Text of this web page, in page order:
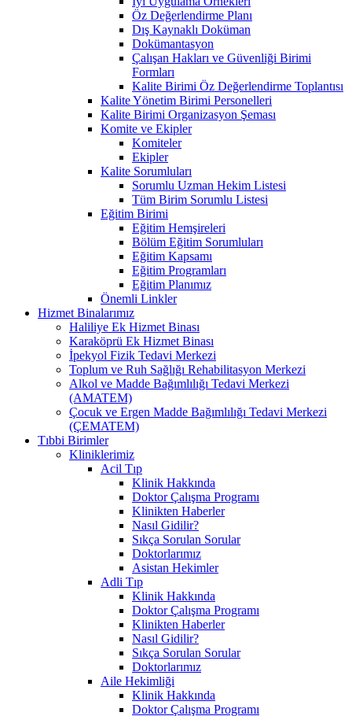
Öz Değerlendirme Planı
Dış Kaynaklı Doküman
Dokümantasyon
Çalışan Hakları ve Güvenliği Birimi
Formları
Kalite Birimi Öz Değerlendirme Toplantısı
Kalite Yönetim Birimi Personelleri
Kalite Birimi Organizasyon Şeması
Komite ve Ekipler
Komiteler
Ekipler
Kalite Sorumluları
Sorumlu Uzman Hekim Listesi
Tüm Birim Sorumlu Listesi
Eğitim Birimi
Eğitim Hemşireleri
Bölüm Eğitim Sorumluları
Eğitim Kapsamı
Eğitim Programları
Eğitim Planımız
Önemli Linkler
Hizmet Binalarımız
Haliliye Ek Hizmet Binası
Karaköprü Ek Hizmet Binası
İpekyol Fizik Tedavi Merkezi
Toplum ve Ruh Sağlığı Rehabilitasyon Merkezi
Alkol ve Madde Bağımlılığı Tedavi Merkezi
(AMATEM)
Çocuk ve Ergen Madde Bağımlılığı Tedavi Merkezi
(ÇEMATEM)
Tıbbi Birimler
Kliniklerimiz
Acil Tıp
Klinik Hakkında
Doktor Çalışma Programı
Klinikten Haberler
Nasıl Gidilir?
Sıkça Sorulan Sorular
Doktorlarımız
Asistan Hekimler
Adli Tıp
Klinik Hakkında
Doktor Çalışma Programı
Klinikten Haberler
Nasıl Gidilir?
Sıkça Sorulan Sorular
Doktorlarımız
Aile Hekimliği
Klinik Hakkında
Doktor Çalışma Programı